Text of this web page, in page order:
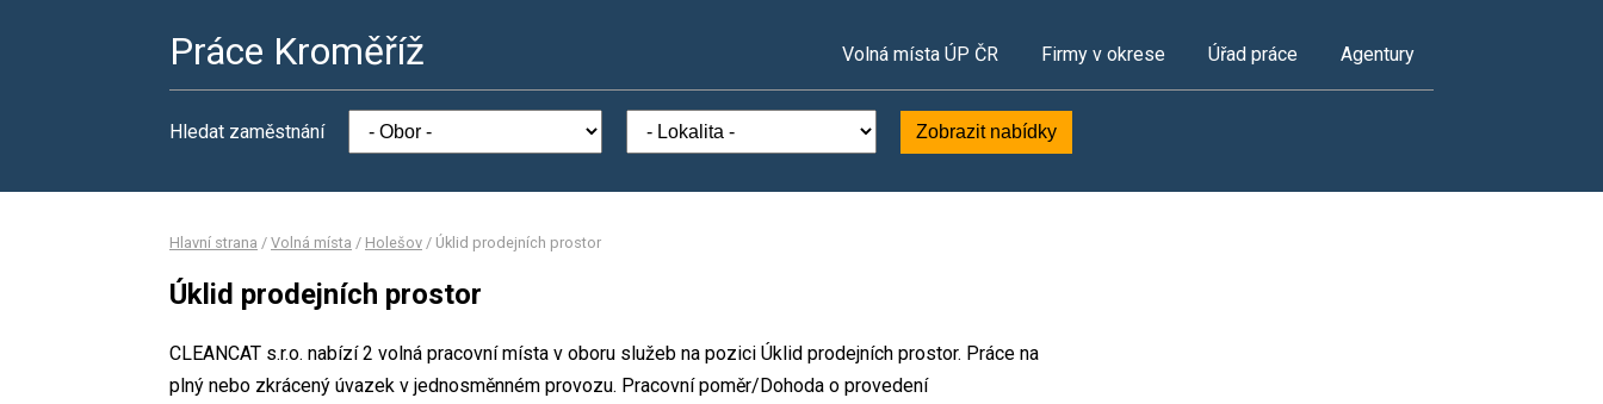
Práce Kroměříž Volná místa ÚP ČR Firmy v okrese Úřad práce Agentury
Hledat zaměstnání Zobrazit nabídky
Hlavní strana / Volná místa / Holešov / Úklid prodejních prostor
Úklid prodejních prostor
CLEANCAT s.r.o. nabízí 2 volná pracovní místa v oboru služeb na pozici Úklid prodejních prostor. Práce na
plný nebo zkrácený úvazek v jednosměnném provozu. Pracovní poměr/Dohoda o provedení